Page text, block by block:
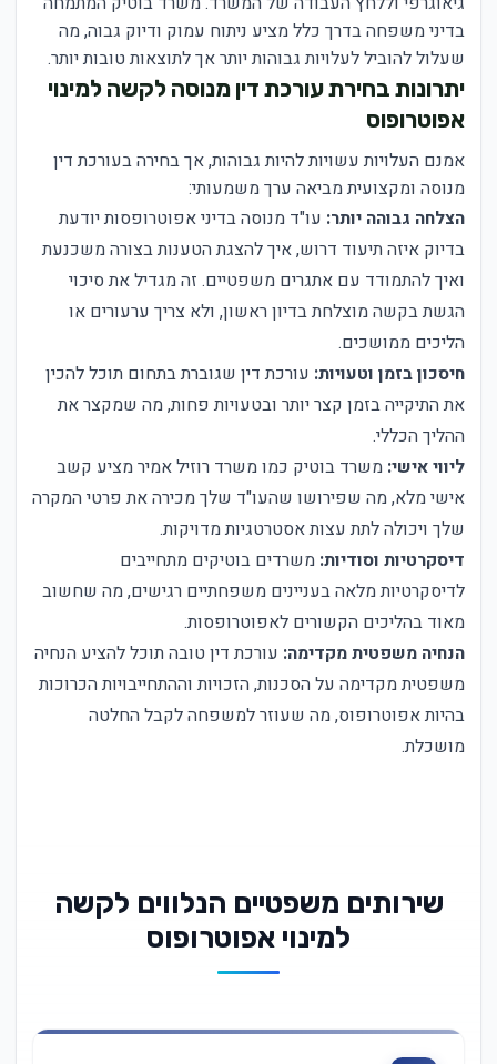
בדיני משפחה בדרך כלל מציע ניתוח עמוק ודיוק גבוה, מה
שעלול להוביל לעלויות גבוהות יותר אך לתוצאות טובות יותר.
יתרונות בחירת עורכת דין מנוסה לקשה למינוי
אפוטרופוס
אמנם העלויות עשויות להיות גבוהות, אך בחירה בעורכת דין
מנוסה ומקצועית מביאה ערך משמעותי:
הצלחה גבוהה יותר: עו"ד מנוסה בדיני אפוטרופסות יודעת
בדיוק איזה תיעוד דרוש, איך להצגת הטענות בצורה משכנעת
ואיך להתמודד עם אתגרים משפטיים. זה מגדיל את סיכוי
הגשת בקשה מוצלחת בדיון ראשון, ולא צריך ערעורים או
הליכים ממושכים.
חיסכון בזמן וטעויות: עורכת דין שגוברת בתחום תוכל להכין
את התיקייה בזמן קצר יותר ובטעויות פחות, מה שמקצר את
ההליך הכללי.
ליווי אישי: משרד בוטיק כמו משרד רוזיל אמיר מציע קשב
אישי מלא, מה שפירושו שהעו"ד שלך מכירה את פרטי המקרה
שלך ויכולה לתת עצות אסטרטגיות מדויקות.
דיסקרטיות וסודיות: משרדים בוטיקים מתחייבים
לדיסקרטיות מלאה בעניינים משפחתיים רגישים, מה שחשוב
מאוד בהליכים הקשורים לאפוטרופסות.
הנחיה משפטית מקדימה: עורכת דין טובה תוכל להציע הנחיה
משפטית מקדימה על הסכנות, הזכויות וההתחייבויות הכרוכות
בהיות אפוטרופוס, מה שעוזר למשפחה לקבל החלטה
מושכלת.
שירותים משפטיים הנלווים לקשה
למינוי אפוטרופוס